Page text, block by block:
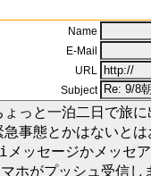
Name
E-Mail
URL
Subject